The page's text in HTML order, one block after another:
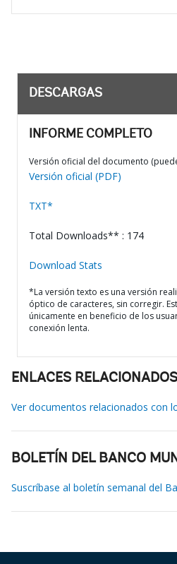
DESCARGAS
INFORME COMPLETO
Versión oficial del documento
Versión oficial (PDF)
TXT*
Total Downloads** : 174
Download Stats
*La versión texto es una versión
óptico de caracteres, sin corregir.
únicamente en beneficio de los
conexión lenta.
ENLACES RELACIONADOS
Ver documentos relacionados con
BOLETÍN DEL BANCO
Suscríbase al boletín semanal del